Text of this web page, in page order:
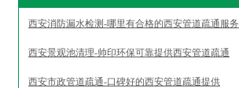
西安消防漏水检测-哪里有合格的西安管道疏通服务
西安景观池清理-帅印环保可靠提供西安管道疏通
西安市政管道疏通-口碑好的西安管道疏通提供